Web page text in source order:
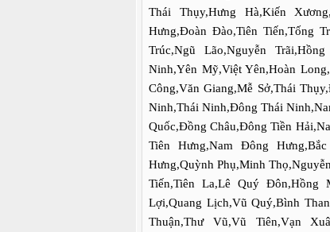
Thái Thụy,Hưng Hà,Kiến
Hưng,Đoàn Đào,Tiên Tiến,Tống
Trúc,Ngũ Lão,Nguyễn
Ninh,Yên Mỹ,Việt Yên,Hoàn
Công,Văn Giang,Mễ Sở,Thái
Ninh,Thái Ninh,Đông Thái
Quốc,Đồng Châu,Đông Tiền
Tiên Hưng,Nam Đông
Hưng,Quỳnh Phụ,Minh
Tiến,Tiên La,Lê Quý Đôn,Hồng
Lợi,Quang Lịch,Vũ Quý,Bình
Thuận,Thư Vũ,Vũ Tiên,Vạn